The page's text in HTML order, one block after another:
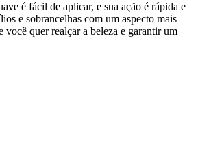
é fácil de aplicar, e sua ação é rápida e
e sobrancelhas com um aspecto mais
você quer realçar a beleza e garantir um